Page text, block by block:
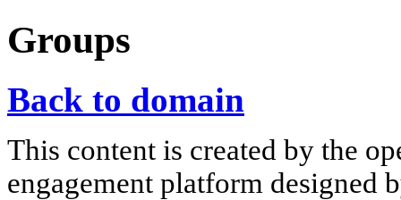
Groups
Back to domain
This content is created by the
engagement platform designed